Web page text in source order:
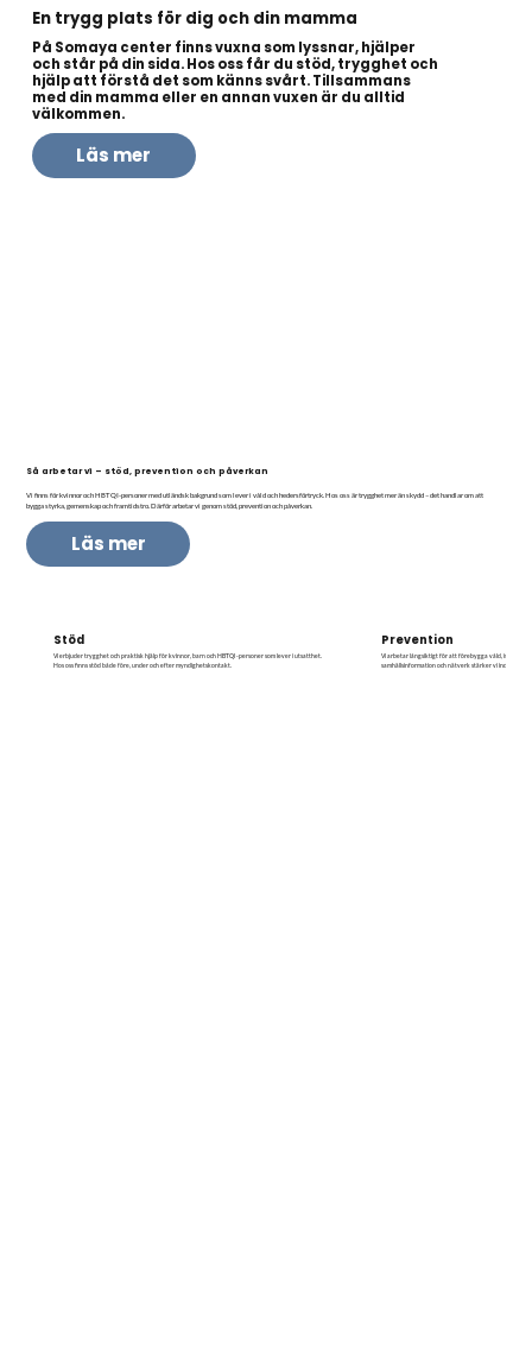
En trygg plats för dig och din mamma
På Somaya center finns vuxna som lyssnar, hjälper
och står på din sida. Hos oss får du stöd, trygghet och
hjälp att förstå det som känns svårt. Tillsammans
med din mamma eller en annan vuxen är du alltid
välkommen.
Läs mer
Så arbetar vi – stöd, prevention och påverkan
Vi finns för kvinnor och HBTQI-personer med utländsk bakgrund som lever i våld och hedersförtryck. Hos oss är trygghet mer än skydd – det handlar om att
bygga styrka, gemenskap och framtidstro. Därför arbetar vi genom stöd, prevention och påverkan.
Läs mer
Stöd
Vi erbjuder trygghet och praktisk hjälp för kvinnor, barn och HBTQI-personer som lever i utsatthet.
Hos oss finns stöd både före, under och efter myndighetskontakt.
Prevention
Vi arbetar långsiktigt för att förebygga våld, isolering
samhällsinformation och nätverk stärker vi individens